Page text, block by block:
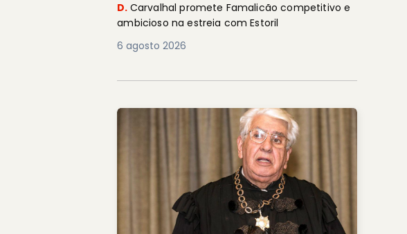
D. Carvalhal promete Famalicão competitivo e
ambicioso na estreia com Estoril
6 agosto 2026